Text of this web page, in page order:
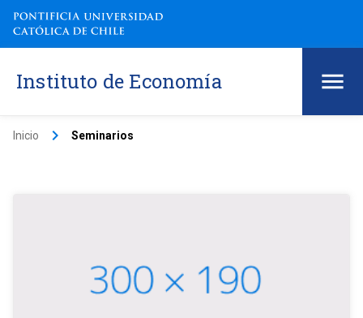
Instituto de Economía
Inicio keyboard_arrow_right Seminarios